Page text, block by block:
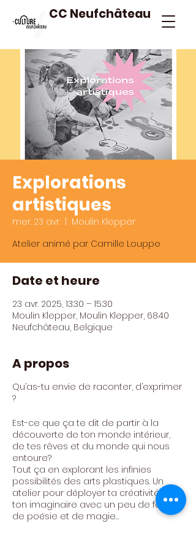
CC Neufchâteau
Explorations
artistiques
mer. 23 avr.
Moulin Klepper
Atelier animé par Camille Louppe
Date et heure
23 avr. 2025, 13:30 – 15:30
Moulin Klepper, Moulin Klepper, 6840
Neufchâteau, Belgique
A propos
Qu’as-tu envie de raconter, d’exprimer
?
Est-ce que ça te dit de partir à la
découverte de ton monde intérieur,
de tes rêves et du monde qui nous
entoure?
Tout ça en explorant les infinies
possibilités des arts plastiques. Un
atelier pour déployer ta créativité et
ton imaginaire avec un peu de folie,
de poésie et de magie…